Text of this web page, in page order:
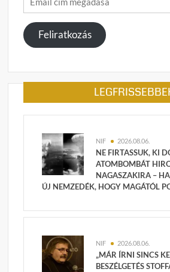
cím
megadása
Feliratkozás
NIF 2026.08.06.
NE FIRTASSUK, KI
ATOMBOMBÁT
NAGASZAKIRA –
ÚJ NEMZEDÉK, HOGY MAGÁTÓL
NIF 2026.08.06.
„MÁR ÍRNI SINCS
BESZÉLGETÉS